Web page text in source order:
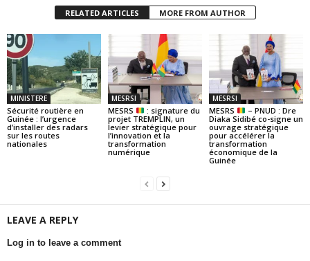
RELATED ARTICLES MORE FROM AUTHOR
MINISTERE
Sécurité routière en
Guinée : l’urgence
d’installer des radars
sur les routes
nationales
MESRSI
MESRS
: signature du
projet TREMPLIN, un
levier stratégique pour
l’innovation et la
transformation
numérique
MESRSI
MESRS
– PNUD : Dre
Diaka Sidibé co-signe un
ouvrage stratégique
pour accélérer la
transformation
économique de la
Guinée
LEAVE A REPLY
Log in to leave a comment